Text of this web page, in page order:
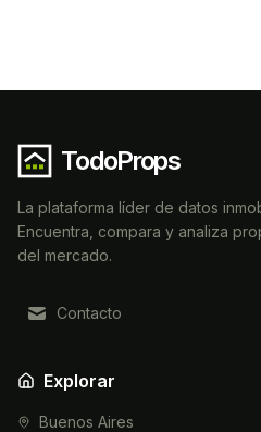
TodoProps
La plataforma líder de datos
Encuentra, compara y analiza
del mercado.
Contacto
Explorar
Buenos Aires